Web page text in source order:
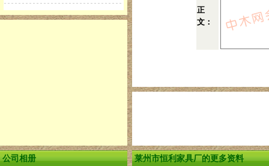
公司相册
正
文：
莱州市恒利家具厂的更多资料